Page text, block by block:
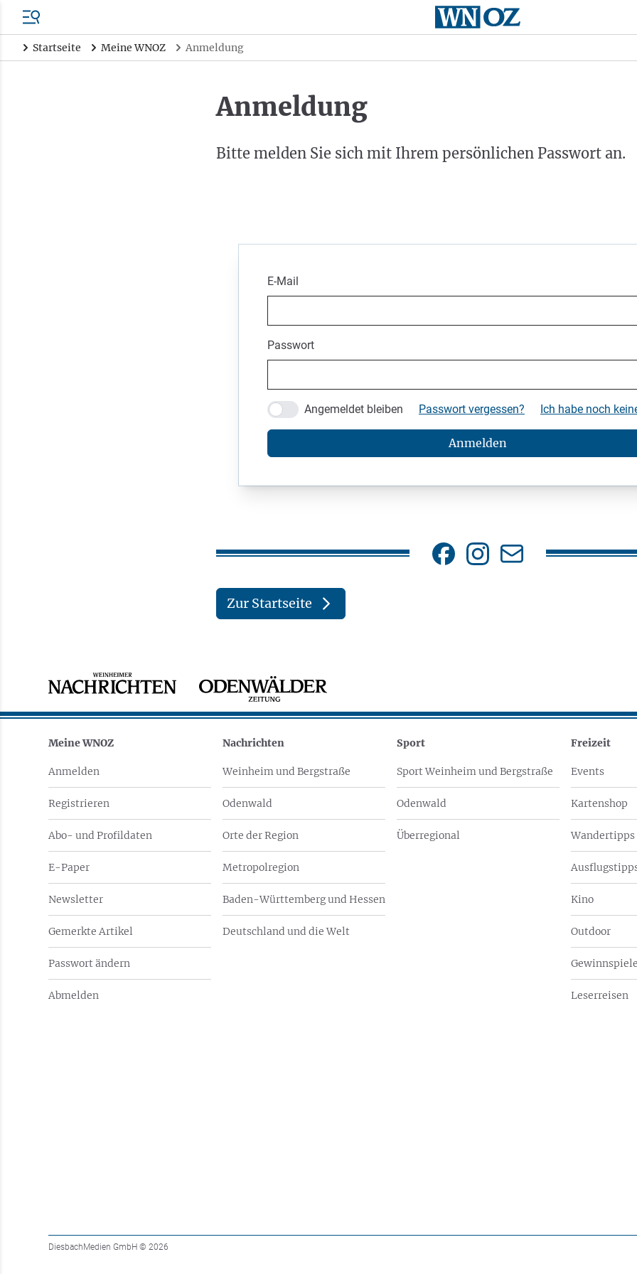
Startseite Meine WNOZ Anmeldung
Anmeldung
Bitte melden Sie sich mit Ihrem persönlichen Passwort an.
E-Mail
Passwort
Angemeldet bleiben Passwort vergessen? Ich habe noch
Anmelden
Zur Startseite
Meine WNOZ
Anmelden
Registrieren
Abo- und Profildaten
E-Paper
Newsletter
Gemerkte Artikel
Passwort ändern
Abmelden
Nachrichten
Weinheim und Bergstraße
Odenwald
Orte der Region
Metropolregion
Baden-Württemberg und Hessen
Deutschland und die Welt
Sport
Sport Weinheim und Bergstraße
Odenwald
Überregional
Freizeit
Events
Kartenshop
Wandertipps
Kino
Outdoor
Gewinnspiele
Leserreisen
DiesbachMedien GmbH © 2026